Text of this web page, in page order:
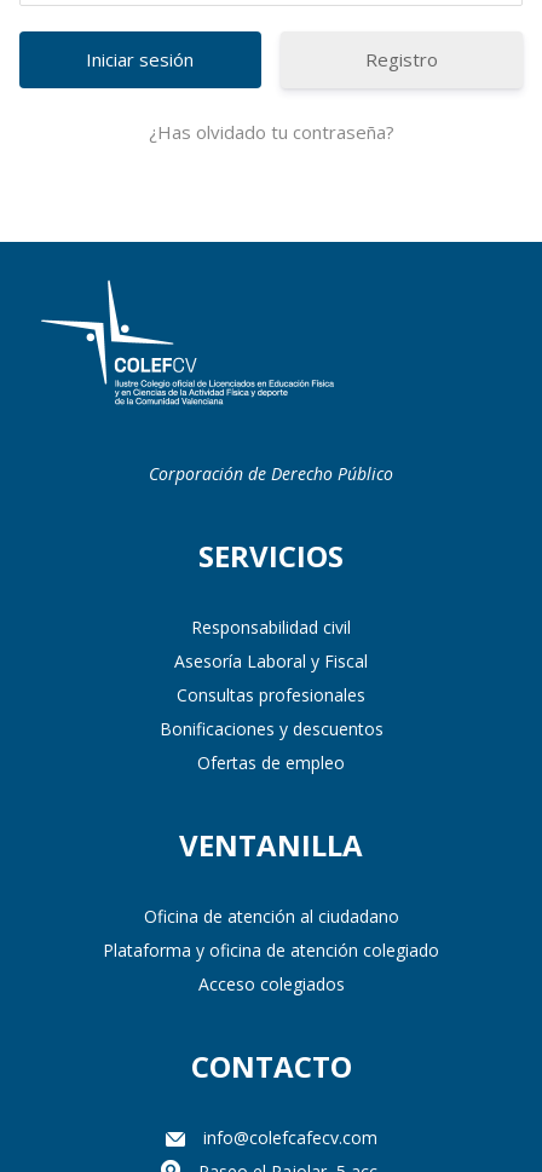
Registro
¿Has olvidado tu contraseña?
Corporación de Derecho Público
SERVICIOS
Responsabilidad civil
Asesoría Laboral y Fiscal
Consultas profesionales
Bonificaciones y descuentos
Ofertas de empleo
VENTANILLA
Oficina de atención al ciudadano
Plataforma y oficina de atención colegiado
Acceso colegiados
CONTACTO
info@colefcafecv.com